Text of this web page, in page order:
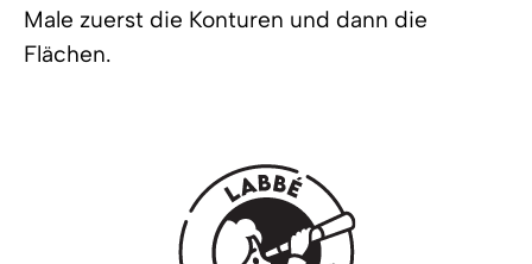
Male zuerst die Konturen und dann die
Flächen.